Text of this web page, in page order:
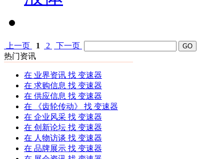
上一页 1 2
下一页
热门资讯
在 业界资讯 找 变速器
在 求购信息 找 变速器
在 供应信息 找 变速器
在
《齿轮传动》
找 变速器
在 企业风采 找 变速器
在 创新论坛 找 变速器
在 人物访谈 找 变速器
在 品牌展示 找 变速器